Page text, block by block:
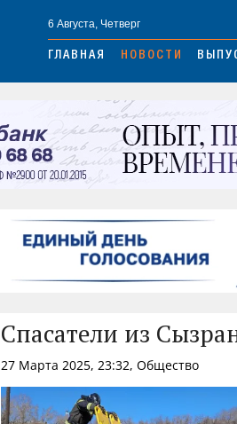
6 Августа, Четверг
ГЛАВНАЯ НОВОСТИ
Спасатели из
27 Марта 2025, 23:32, Общество